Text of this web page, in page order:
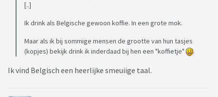
[..]
Ik drink als Belgische gewoon koffie. In een grote mok.
Maar als ik bij sommige mensen de grootte van hun tasjes
(kopjes) bekijk drink ik inderdaad bij hen een "koffietje"
.
Ik vind Belgisch een heerlijke smeuiige taal.